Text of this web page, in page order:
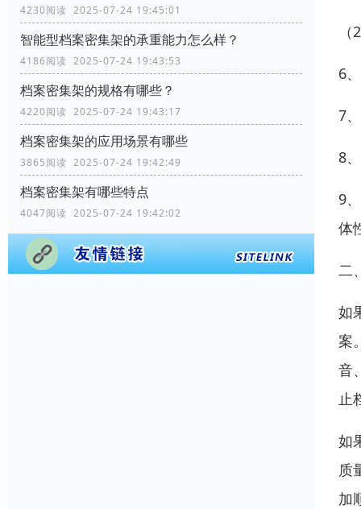
4230阅读 2025-07-24 19:45:01
智能型档案密集架的承重能力怎么样？
4186阅读 2025-07-24 19:43:53
档案密集架的规格有哪些？
4220阅读 2025-07-24 19:43:17
档案密集架的应用场景有哪些
3865阅读 2025-07-24 19:42:49
档案密集架有哪些特点
4047阅读 2025-07-24 19:42:02
6
7
8
9
体
二
如
案
音
止
如
质
加